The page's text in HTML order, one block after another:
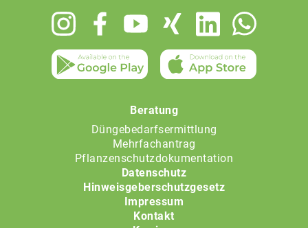
Beratung
Düngebedarfsermittlung
Mehrfachantrag
Pflanzenschutzdokumentation
Datenschutz
Hinweisgeberschutzgesetz
Impressum
Kontakt